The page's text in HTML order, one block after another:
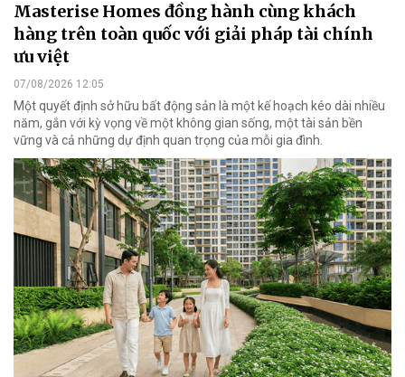
Masterise Homes đồng hành cùng khách
hàng trên toàn quốc với giải pháp tài chính
ưu việt
07/08/2026 12:05
Một quyết định sở hữu bất động sản là một kế hoạch kéo dài nhiều
năm, gắn với kỳ vọng về một không gian sống, một tài sản bền
vững và cả những dự định quan trọng của mỗi gia đình.